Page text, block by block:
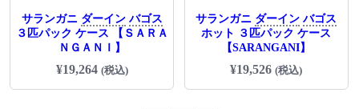
サランガニ ダーイン バゴス
３匹パック ケース 【ＳＡＲＡ
ＮＧＡＮＩ】
¥19,264 (税込)
サランガニ ダーイン バゴス
ホット ３匹パック ケース
【SARANGANI】
¥19,526 (税込)